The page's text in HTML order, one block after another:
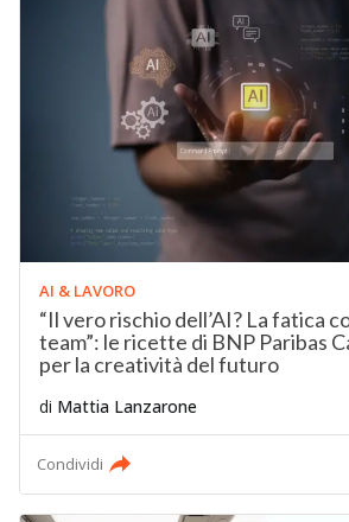
AI & LAVORO
“Il vero rischio dell’AI? La fatica
team”: le ricette di BNP Paribas
per la creatività del futuro
di Mattia Lanzarone
Condividi